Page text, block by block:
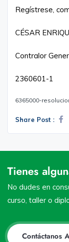
Regístrese,
CÉSAR
Contralor
2360601-1
6365000-
Share Post :
Tienes
No dudes en
curso, taller o
Contáctanos